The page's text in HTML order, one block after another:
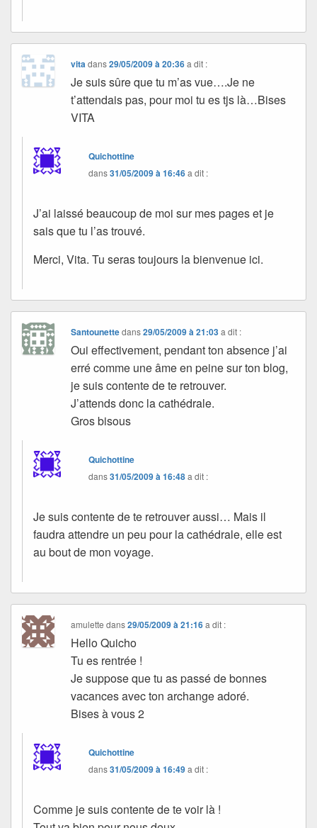
vita dans29/05/2009 à 20:36 a dit :
Je suis sûre que tu m’as vue….Je ne
t’attendais pas, pour moi tu es tjs là…Bises
VITA
Quichottine
dans31/05/2009 à 16:46a dit :
J’ai laissé beaucoup de moi sur mes pages et je
sais que tu l’as trouvé.
Merci, Vita. Tu seras toujours la bienvenue ici.
Santounettedans29/05/2009 à 21:03 a dit :
Oui effectivement, pendant ton absence j’ai
erré comme une âme en peine sur ton blog,
je suis contente de te retrouver.
J’attends donc la cathédrale.
Gros bisous
Quichottine
dans31/05/2009 à 16:48a dit :
Je suis contente de te retrouver aussi… Mais il
faudra attendre un peu pour la cathédrale, elle est
au bout de mon voyage.
amulette dans29/05/2009 à 21:16 a dit :
Hello Quicho
Tu es rentrée !
Je suppose que tu as passé de bonnes
vacances avec ton archange adoré.
Bises à vous 2
Quichottine
dans31/05/2009 à 16:49a dit :
Comme je suis contente de te voir là !